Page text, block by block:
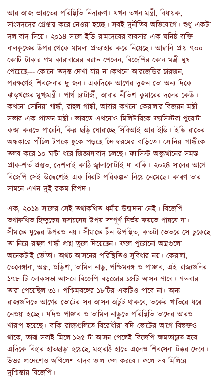
আর আজ ভারতের পরিস্থিতি নিদারুণ। যখন তখন মন্ত্রী, বিধায়ক,
সাংসদদের গ্রেপ্তার করে নেওয়া হচ্ছে। সবই দুর্নীতির অভিযোগে। শুধু একটা
দল বাদ দিয়ে। ২০১৪ সালে ইডি রামদেবের ব্যবসার এক ঘনিষ্ঠ ব্যক্তি
বালকৃষ্ণের উপর থেকে মামলা প্রত্যাহার করে নিয়েছে। আম্বানি প্রায় ৭০০
কোটি টাকার গম কারাবারের বরাত পেলেন, বিজেপির কোন মন্ত্রী ঘুষ
পেয়েছে--- কোনো তদন্ত দেখা যায় না।কখনো আরজেডির চারজন,
পরক্ষণেই শিবসেনার দু জন। একদিকে আপের দুজন তো অন্য দিকে
ঝাড়খণ্ডের মুখ্যমন্ত্রী। পার্থ চ্যাটার্জী, আবার নীতিশ কুমারের দলের কেউ।
কখনো সোনিয়া গান্ধী, রাহুল গান্ধী, আবার কখনো কেরালার বিজয়ন মন্ত্রী
সভার এক প্রাক্তন মন্ত্রী। ভারতে এখনোও মিলিটারিকে ফ্যাসিস্টরা পুরোটা
কব্জা করতে পারেনি, কিন্তু ছড়ি ঘোরাচ্ছে সিবিআই আর ইডি। ইডি রাতের
অন্ধকারে পাঁচিল টপকে ঢুকে পড়ছে চিদাম্বরমের বাড়িতে। সোনিয়া গান্ধীকে
তলব করে ১০ ঘন্টা ধরে জিজ্ঞাসাবাদ চলছে। ফ্যাসিস্ট অভ্যুত্থানের সমস্ত
প্রাক-শর্ত প্রস্তুত, দেশলাই কাঠি জ্বালানোটাই যা বাকি। ২০২৪ সালের আগে
বিজেপি সেই উদ্দেশ্যেই এক বিরাট পরিকল্পনা নিয়ে নেমেছে। কারণ তার
সামনে এখন দুই রকম বিপদ।
এক, ২০১৯ সালের সেই তথাকথিত ধর্মীয় উন্মাদনা নেই। বিজেপি
তথাকথিত হিন্দুত্বের রসায়নের উপর সম্পূর্ণ নির্ভর করতে পারবে না।
সীমান্তে যুদ্ধের উপরও নয়। সীমান্তে চীন উপস্থিত, কতটা ভেতরে সে ঢুকেছে
তা নিয়ে রাহুল গান্ধী প্রশ্ন তুলে দিয়েছেন। ফলে পুরোনো অস্ত্রগুলো
অনেকটাই ভোঁতা। অথচ আসনের পরিস্থিতিও সুবিধার নয়। কেরালা,
তেলেঙ্গানা, অন্ধ্র, ওড়িশা, তামিল নাডু, পশ্চিমবঙ্গ ও পাঞ্জাব, এই রাজ্যগুলির
১৭৮ টি লোকসভা আসনে বিজেপি বড়জোর ১৫টি আসন পাবে। গতবার
তারা পেয়েছিল ৩১। পশ্চিমবঙ্গের ১৮টির একটিও পাবে না। অন্য
রাজ্যগুলিতে আগের ভোটের সব আসন অটুট থাকবে, তর্কের খাতিরে ধরে
নেওয়া হচ্ছে। যদিও পাঞ্জাব ও তামিল নাড়ুতে পরিস্থিতি তাদের আরও
খারাপ হয়েছে। বাকি রাজ্যগুলিতে বিরোধীরা যদি ভোটের আগে বিভক্তও
থাকে, তারা সবাই মিলে ১২৫ টা আসন পেলেই বিজেপি ক্ষমতাচ্যুত হবে।
এদিকে বিহার হাতছাড়া হয়েছে, মহারাষ্ট্র হাতে এলেও শিবসেনা টক্কর দেবে।
উত্তর প্রদেশেও অখিলেশ যাদব ভাল ফল করবে। ফলে সব মিলিয়ে
দুশ্চিন্তায় বিজেপি।